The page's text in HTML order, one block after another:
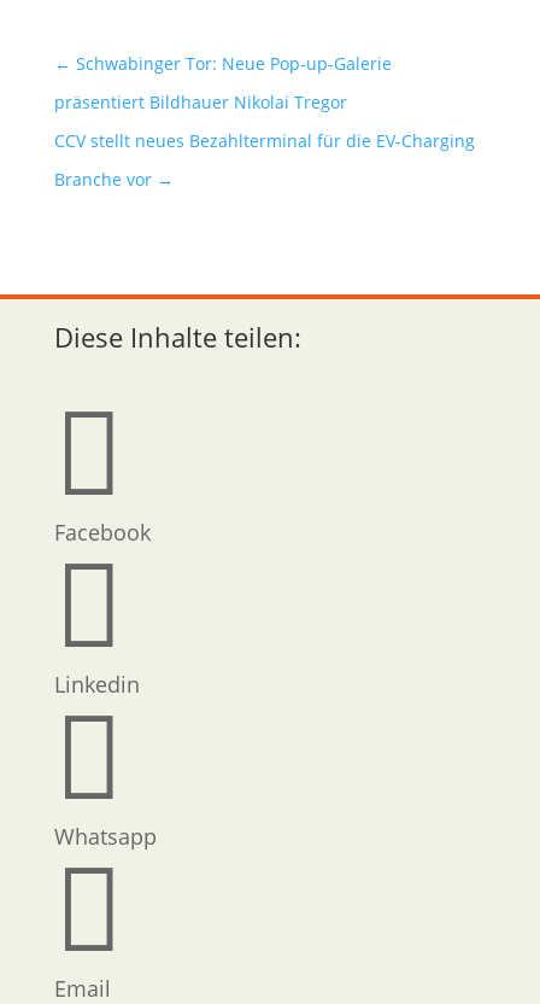
← Schwabinger Tor: Neue Pop-up-Galerie
präsentiert Bildhauer Nikolai Tregor
CCV stellt neues Bezahlterminal für die EV-Charging
Branche vor→
Diese Inhalte teilen:

Facebook

Linkedin

Whatsapp

Email